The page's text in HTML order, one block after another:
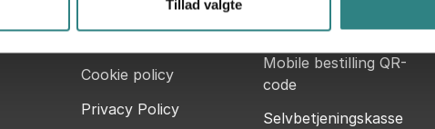
Tillad valgte
Cookie policy
Privacy Policy
Handheld POS
Mobile bestilling QR-
code
Selvbetjeningskasse